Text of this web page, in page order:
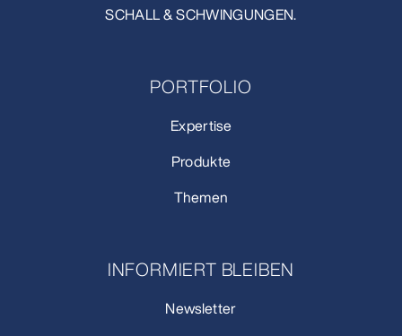
SCHALL & SCHWINGUNGEN.
PORTFOLIO
Expertise
Produkte
Themen
INFORMIERT BLEIBEN
Newsletter